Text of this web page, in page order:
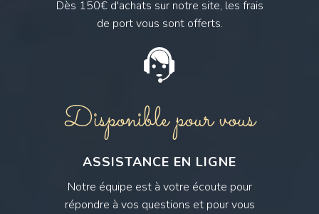
Dès 150€ d'achats sur notre site, les frais
de port vous sont offerts.
Disponible pour vous
ASSISTANCE EN LIGNE
Notre équipe est à votre écoute pour
répondre à vos questions et pour vous